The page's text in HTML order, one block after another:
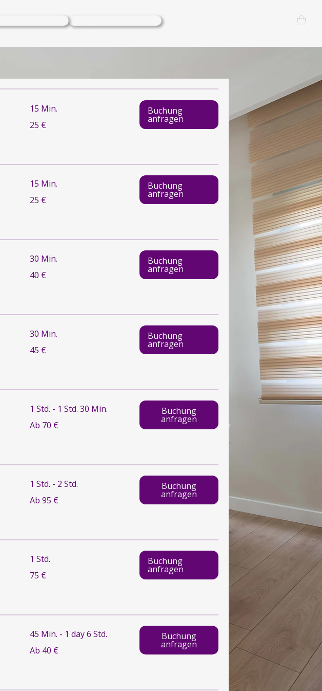
15 Min.
Euro
25 €
Buchung
anfragen
15 Min.
Euro
25 €
Buchung
anfragen
30 Min.
Euro
40 €
Buchung
anfragen
30 Min.
Euro
45 €
Buchung
anfragen
1 Std. - 1 Std. 30 Min.
70
Ab 70 €
Buchung
anfragen
1 Std. - 2 Std.
95
Ab 95 €
Buchung
anfragen
1 Std.
Euro
75 €
Buchung
anfragen
45 Min. - 1 day 6 Std.
40
Ab 40 €
Buchung
anfragen